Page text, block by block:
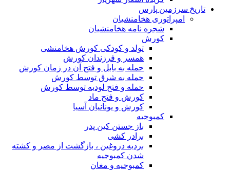
تاریخ سرزمین پارس
امپراتوری هخامنشیان
شجره نامه هخامنشیان
کورش
تولد و کودکی کورش هخامنشی
همسر و فرزندان کورش
حمله به بابل و فتح آن در زمان کورش
حمله به شرق توسط کورش
حمله و فتح لودیه توسط کورش
کورش و فتح ماد
کورش و یونانیان آسیا
کمبوجیه
باز جستن کین پدر
برادر کشی
بردیه دروغین ، بازگشت از مصر و کشته
شدن کمبوجیه
کمبوجیه و مغان